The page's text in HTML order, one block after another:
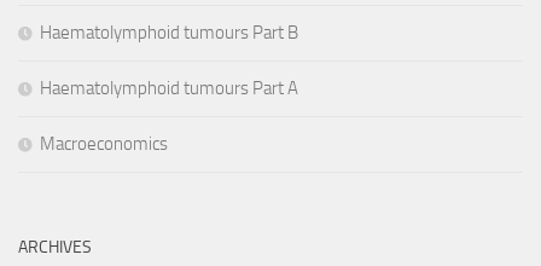
Haematolymphoid tumours Part B
Haematolymphoid tumours Part A
Macroeconomics
ARCHIVES